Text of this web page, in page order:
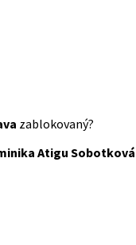
zablokovaný?
Atigu Sobotková